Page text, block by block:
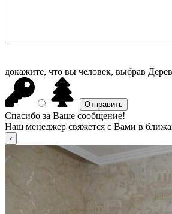
докажите, что вы человек, выбрав
Спасибо за Ваше сообщение!
Наш менеджер свяжется с Вами в